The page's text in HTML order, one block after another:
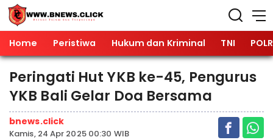
Home Peristiwa Hukum dan Kriminal TNI
Peringati Hut YKB ke-45, Pengurus
YKB Bali Gelar Doa Bersama
bnews.click
Kamis, 24 Apr 2025 00:30 WIB